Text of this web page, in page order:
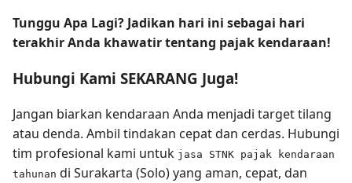
Tunggu Apa Lagi? Jadikan hari ini sebagai hari
terakhir Anda khawatir tentang pajak kendaraan!
Hubungi Kami SEKARANG Juga!
Jangan biarkan kendaraan Anda menjadi target tilang
atau denda. Ambil tindakan cepat dan cerdas. Hubungi
tim profesional kami untuk jasa STNK pajak kendaraan
tahunan di Surakarta (Solo) yang aman, cepat, dan